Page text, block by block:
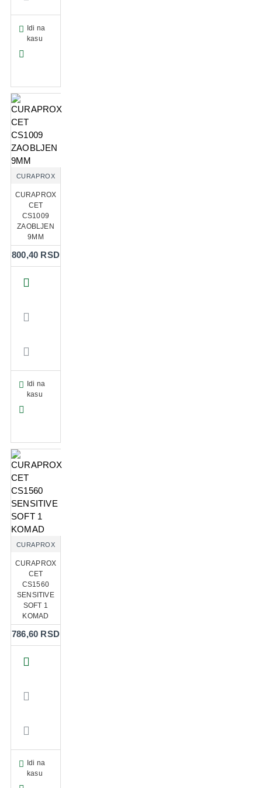
Idi na
kasu
CURAPROX
CURAPROX
CET
CS1009
ZAOBLJEN
9MM
800,40 RSD
Idi na
kasu
CURAPROX
CURAPROX
CET
CS1560
SENSITIVE
SOFT 1
KOMAD
786,60 RSD
Idi na
kasu